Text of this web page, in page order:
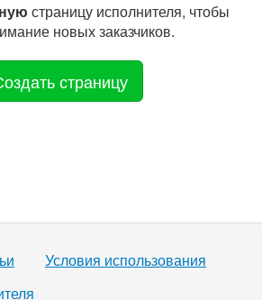
страницу исполнителя, чтобы
новых заказчиков.
страницу
Условия использования